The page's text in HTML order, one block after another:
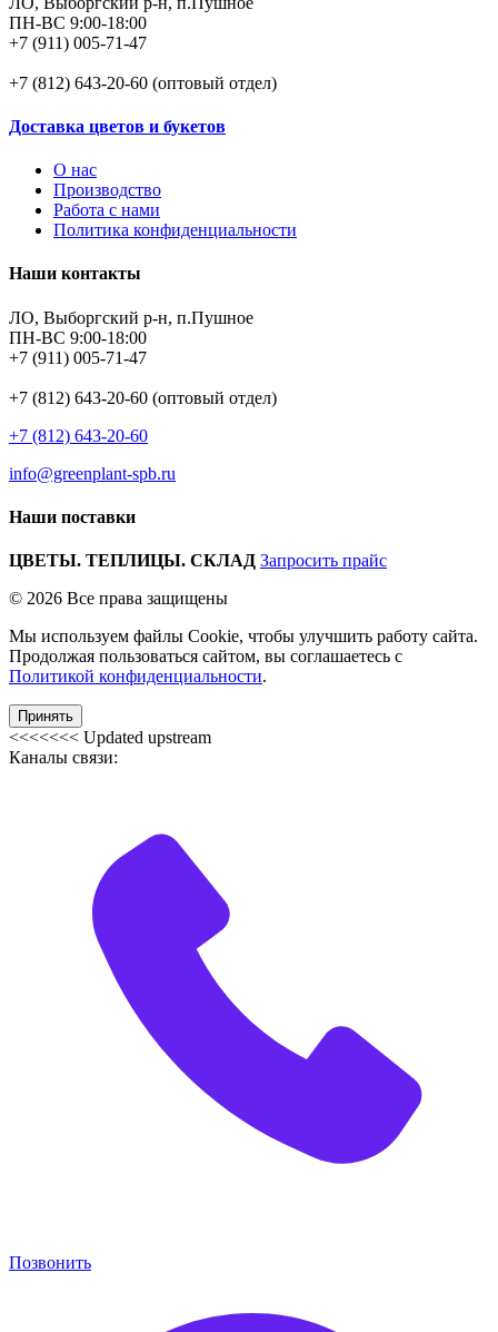
ПН-ВС 9:00-18:00
+7 (911) 005-71-47
+7 (812) 643-20-60 (оптовый отдел)
Доставка цветов и букетов
О нас
Производство
Работа с нами
Политика конфиденциальности
Наши контакты
ЛО, Выборгский р-н, п.Пушное
ПН-ВС 9:00-18:00
+7 (911) 005-71-47
+7 (812) 643-20-60 (оптовый отдел)
+7 (812) 643-20-60
info@greenplant-spb.ru
Наши поставки
ЦВЕТЫ. ТЕПЛИЦЫ. СКЛАД Запросить прайс
© 2026 Все права защищены
Мы используем файлы Cookie, чтобы улучшить работу сайта.
Продолжая пользоваться сайтом, вы соглашаетесь с
Политикой конфиденциальности.
Принять
<<<<<<< Updated upstream
Каналы связи:
Позвонить